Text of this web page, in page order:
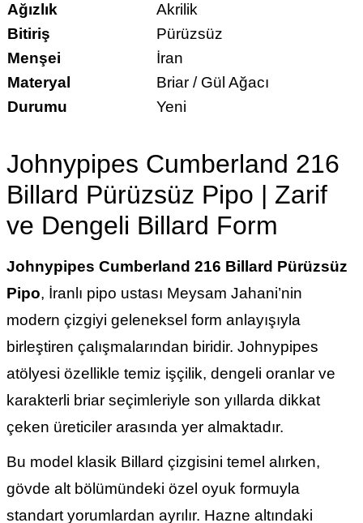
Ağızlık
Akrilik
Bitiriş
Pürüzsüz
Menşei
İran
Materyal
Briar / Gül Ağacı
Durumu
Yeni
Johnypipes Cumberland 216
Billard Pürüzsüz Pipo | Zarif
ve Dengeli Billard Form
Johnypipes Cumberland 216 Billard Pürüzsüz
Pipo, İranlı pipo ustası Meysam Jahani’nin
modern çizgiyi geleneksel form anlayışıyla
birleştiren çalışmalarından biridir. Johnypipes
atölyesi özellikle temiz işçilik, dengeli oranlar ve
karakterli briar seçimleriyle son yıllarda dikkat
çeken üreticiler arasında yer almaktadır.
Bu model klasik Billard çizgisini temel alırken,
gövde alt bölümündeki özel oyuk formuyla
standart yorumlardan ayrılır. Hazne altındaki